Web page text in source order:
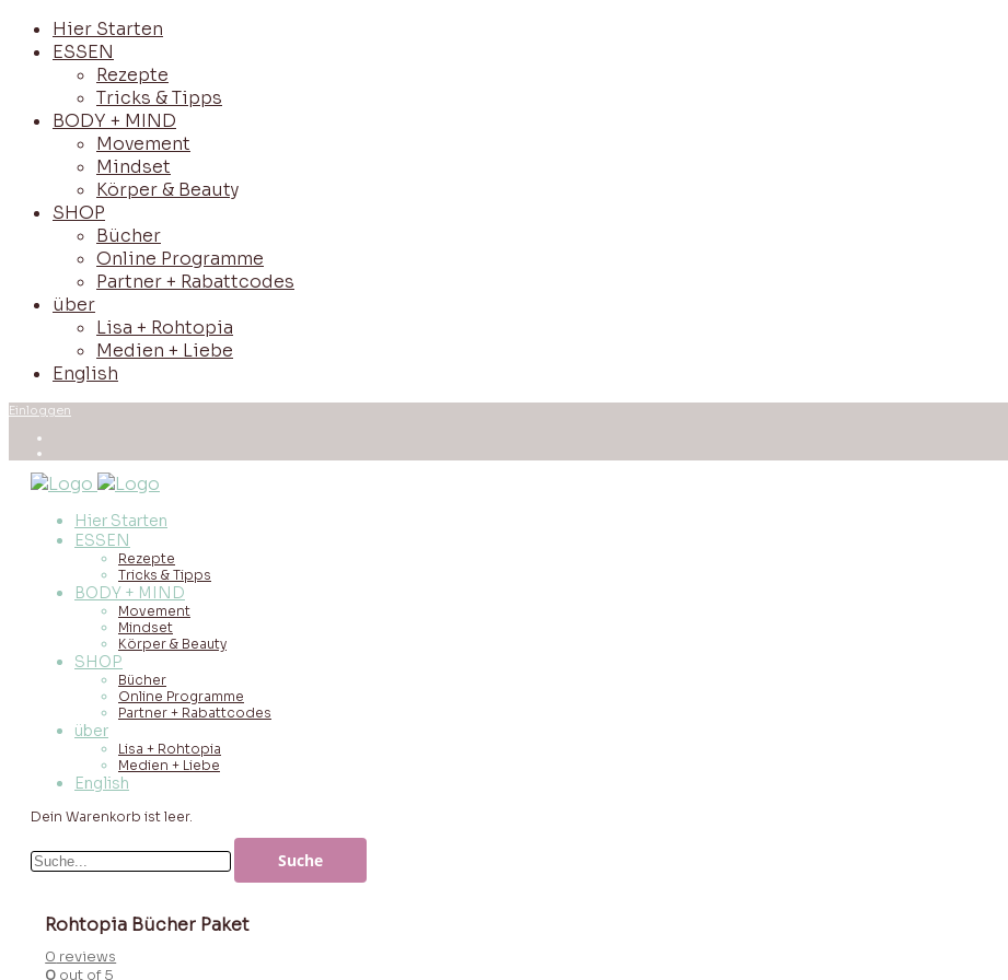
Hier Starten
ESSEN
Rezepte
Tricks & Tipps
BODY + MIND
Movement
Mindset
Körper & Beauty
SHOP
Bücher
Online Programme
Partner + Rabattcodes
über
Lisa + Rohtopia
Medien + Liebe
English
Einloggen
Hier Starten
ESSEN
Rezepte
Tricks & Tipps
BODY + MIND
Movement
Mindset
Körper & Beauty
SHOP
Bücher
Online Programme
Partner + Rabattcodes
über
Lisa + Rohtopia
Medien + Liebe
English
Dein Warenkorb ist leer.
Rohtopia Bücher Paket
0 reviews
0 out of 5